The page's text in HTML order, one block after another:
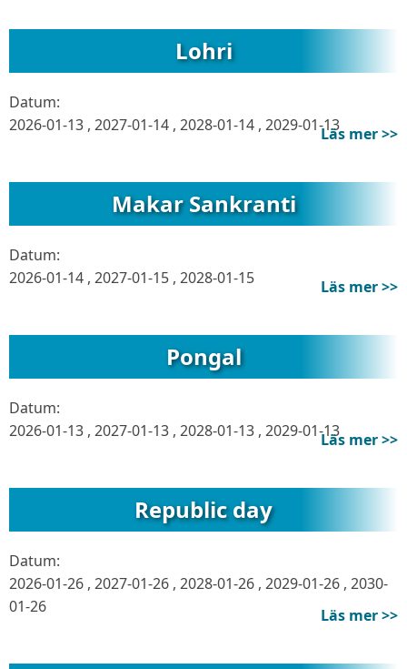
Lohri
Datum:
2026-01-13 , 2027-01-14 , 2028-01-14 , 2029-01-13Läs mer >>
Makar Sankranti
Datum:
2026-01-14 , 2027-01-15 , 2028-01-15 Läs mer >>
Pongal
Datum:
2026-01-13 , 2027-01-13 , 2028-01-13 , 2029-01-13Läs mer >>
Republic day
Datum:
2026-01-26 , 2027-01-26 , 2028-01-26 , 2029-01-26 , 2030-
01-26
Läs mer >>